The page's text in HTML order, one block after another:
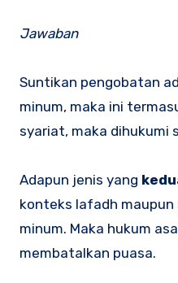
Jawaban
Suntikan pengobatan
minum, maka ini
syariat, maka dihukumi
Adapun jenis yang
konteks lafadh maupun
minum. Maka hukum
membatalkan puasa.